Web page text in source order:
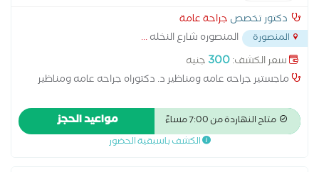
دكتور تخصص جراحة عامة
المنصورة المنصوره شارع النخله...
سعر الكشف:300 جنيه
ماجستير جراحه عامه ومناظير د. دكتوراه جراحه عامه ومناظير
متاح النهاردة من 7:00 مساءً مواعيد الحجز
الكشف باسبقية الحضور